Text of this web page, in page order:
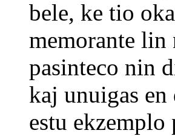
bele, ke tio
memorante
pasinteco nin
kaj unuigas
estu